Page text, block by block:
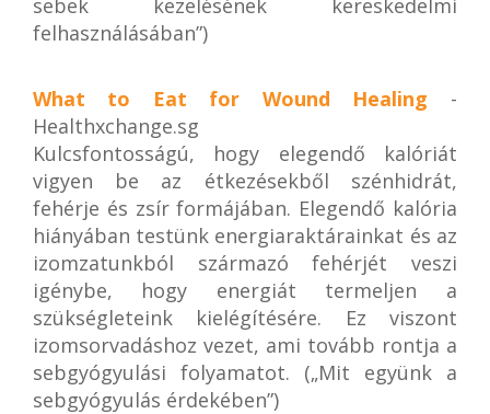
sebek kezelésének kereskedelmi
felhasználásában”)
What to Eat for Wound Healing -
Healthxchange.sg
Kulcsfontosságú, hogy elegendő kalóriát
vigyen be az étkezésekből szénhidrát,
fehérje és zsír formájában. Elegendő kalória
hiányában testünk energiaraktárainkat és az
izomzatunkból származó fehérjét veszi
igénybe, hogy energiát termeljen a
szükségleteink kielégítésére. Ez viszont
izomsorvadáshoz vezet, ami tovább rontja a
sebgyógyulási folyamatot. („Mit együnk a
sebgyógyulás érdekében”)